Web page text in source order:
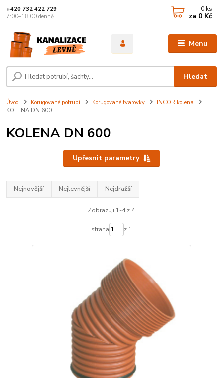
Menu
Hledat
+420 732 422 729
7:00–18:00 denně
0 ks
za 0 Kč
Úvod Korugované potrubí Korugované tvarovky
INCOR kolena
KOLENA DN 600
KOLENA DN 600
Upřesnit parametry
Nejnovější Nejlevnější Nejdražší
Zobrazuji 1-4 z 4
strana z 1